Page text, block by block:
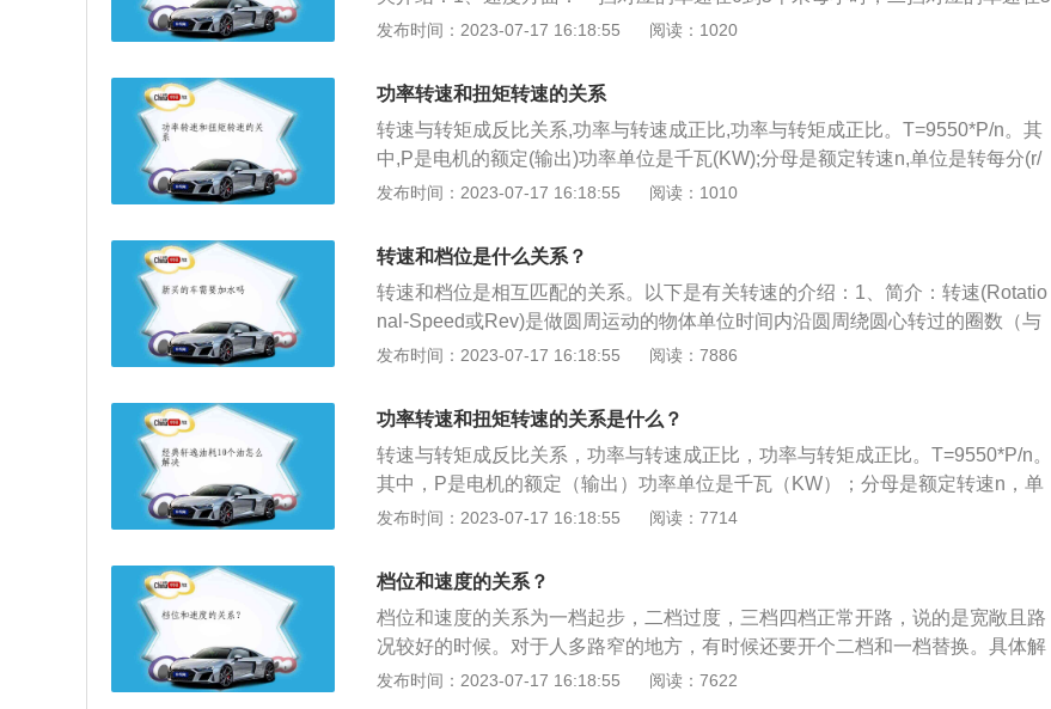
速低时，液体传递的扭矩有限，不足以推动汽车前进。当操纵手柄放入前进档，
进。同样的行驶条件下，自动档汽车一般费油约6-10%，自动挡汽车在油耗方面
要高于同型号手动挡的汽车，每百公里大概高1升左右。在汽车成本方面，自动
变速箱成本要高于同型号车型手动变速箱的成本。它较手动变速箱的优势在于易
于驾驶。
到20千米每小时，三挡对应的车速在20到40千米每小时，四挡对应的车速在40到
的换挡时机在发动机转速为2000转，不能超过2500转。如果是一些大排量高功率
的发动机，可以在3000转左右换挡。拿骑自行车来比方，你就是汽车的发动机，
在输出动力，而自行车链条前面的齿轮带动后面的齿轮把你的力量传到轮胎上。
当前面的小齿轮带动后面的大齿轮时，你会感觉到踩着很轻，但是踩的速度快，
车子跑得慢，当前面的大齿轮带动后面的小齿轮时，你会感觉踩着很重，踩的速
发布时间：2023-07-17 16:18:55 阅读：1020
功率转速和扭矩转速的关系
转速与转矩成反比关系,功率与转速成正比,功率与转矩成正比。T=9550*P/n。其
中,P是电机的额定(输出)功率单位是千瓦(KW);分母是额定转速n,单位是转每分(r/
min);T是额定转矩。P=F*V=(T/R)*(πR*n分/30)=(T*π*n分)/30(单位W)P=功率单位
功，在一定功率的条件下，转速越高，扭矩就越低，反之就越高。简单来说，在
功率一定前提下，转速和扭矩成反比例关系，也就是说，转速越高，扭矩越小；
转速越低，扭力越强。功率、扭矩、转速的计算公式为：功率=2π*扭矩*转速扭
矩和功率一样，是汽车发动机的主要指数之一，它反映在汽车性能上，包括加速
度、爬坡能力等。它的准确定义是位矢(L)和力(F)的叉乘(M)，物理学上指使物体
曲轴的半径一定）。通俗点讲，扭矩是衡量一个汽车发动机好坏的重要标准，一
辆车扭矩的大小与发动机的功率成正比。
发布时间：2023-07-17 16:18:55 阅读：1010
转速和档位是什么关系？
转速和档位是相互匹配的关系。以下是有关转速的介绍：1、简介：转速(Rotatio
nal-Speed或Rev)是做圆周运动的物体单位时间内沿圆周绕圆心转过的圈数（与
频率不同）。常见的转速有额定转速和最大转速等。2、结构：硬盘转速以每分
转/每分钟。RPM值越大，内部传输率就越快，访问时间就越短，硬盘的整体性能
也就越好。3、作用：硬盘的主轴马达带动盘片高速旋转，产生浮力使磁头飘浮
在盘片上方。要将所要存取资料的扇区带到磁头下方，转速越快，则等待时间也
就越短。因此转速在很大程度上决定了硬盘的速度。
发布时间：2023-07-17 16:18:55 阅读：7886
功率转速和扭矩转速的关系是什么？
转速与转矩成反比关系，功率与转速成正比，功率与转矩成正比。T=9550*P/n。
其中，P是电机的额定（输出）功率单位是千瓦（KW）；分母是额定转速n，单
位是转每分(r/min)；T是额定转矩。以下是汽车发动机的介绍：1、发动机的分
电动机以及混合动力等。2、发动机的原理：常见的汽油机和柴油机都属于往复
活塞式内燃机，是将燃料的化学能转化为活塞运动的机械能并对外输出动力。汽
油机转速高，质量小，噪音小，起动容易，制造成本低；柴油机压缩比大，热效
率高，经济性能和排放性能都比汽油机好。
发布时间：2023-07-17 16:18:55 阅读：7714
档位和速度的关系？
档位和速度的关系为一档起步，二档过度，三档四档正常开路，说的是宽敞且路
况较好的时候。对于人多路窄的地方，有时候还要开个二档和一档替换。具体解
释如下：1.1档：正常起步或者爬很陡的坡时使用，车速在10每km/h。2.2档：起
发布时间：2023-07-17 16:18:55 阅读：7622